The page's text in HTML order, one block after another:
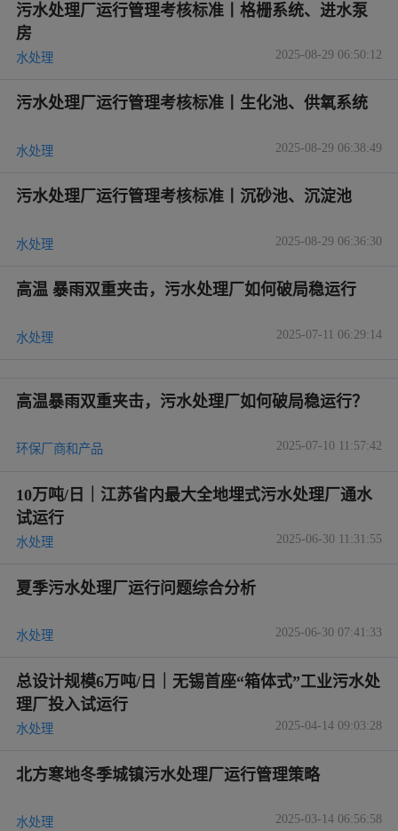
污水处理厂运行管理考核标准丨格栅系统、进水泵
房
水处理 2025-08-29 06:50:12
污水处理厂运行管理考核标准丨生化池、供氧系统
水处理 2025-08-29 06:38:49
污水处理厂运行管理考核标准丨沉砂池、沉淀池
水处理 2025-08-29 06:36:30
高温 暴雨双重夹击，污水处理厂如何破局稳运行
水处理 2025-07-11 06:29:14
高温暴雨双重夹击，污水处理厂如何破局稳运行？
环保厂商和产品 2025-07-10 11:57:42
10万吨/日｜江苏省内最大全地埋式污水处理厂通水
试运行
水处理 2025-06-30 11:31:55
夏季污水处理厂运行问题综合分析
水处理 2025-06-30 07:41:33
总设计规模6万吨/日｜无锡首座“箱体式”工业污水处
理厂投入试运行
水处理 2025-04-14 09:03:28
北方寒地冬季城镇污水处理厂运行管理策略
水处理 2025-03-14 06:56:58